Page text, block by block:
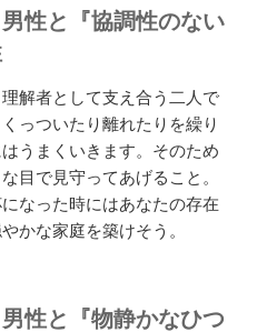
男性と『協調性のない
解者として支え合う二人で
っついたり離れたりを繰り
うまくいきます。そのため
目で見守ってあげること。
なった時にはあなたの存在
かな家庭を築けそう。
性と『物静かなひつ